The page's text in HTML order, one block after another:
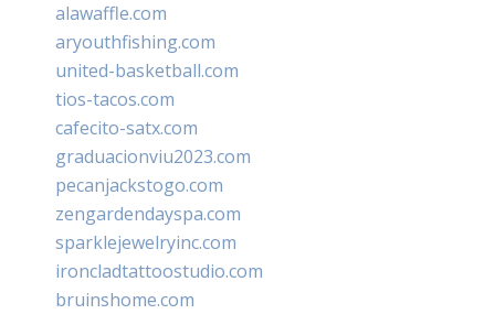
alawaffle.com
aryouthfishing.com
united-basketball.com
tios-tacos.com
cafecito-satx.com
graduacionviu2023.com
pecanjackstogo.com
zengardendayspa.com
sparklejewelryinc.com
ironcladtattoostudio.com
bruinshome.com